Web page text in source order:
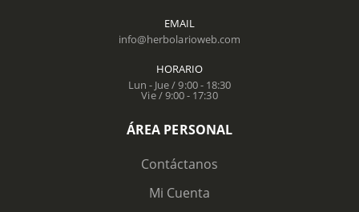
EMAIL
info@herbolarioweb.com
HORARIO
Lun - Jue / 9:00 - 18:30
Vie / 9:00 - 17:30
ÁREA PERSONAL
Contáctanos
Mi Cuenta